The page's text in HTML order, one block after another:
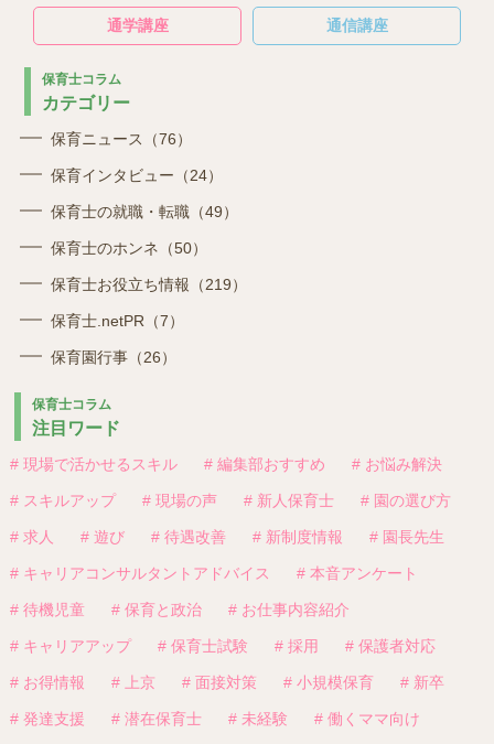
通学講座 通信講座
保育士コラム
カテゴリー
保育ニュース（76）
保育インタビュー（24）
保育士の就職・転職（49）
保育士のホンネ（50）
保育士お役立ち情報（219）
保育士.netPR（7）
保育園行事（26）
保育士コラム
注目ワード
# 現場で活かせるスキル # 編集部おすすめ # お悩み解決
# スキルアップ # 現場の声 # 新人保育士 # 園の選び方
# 求人 # 遊び # 待遇改善 # 新制度情報 # 園長先生
# キャリアコンサルタントアドバイス # 本音アンケート
# 待機児童 # 保育と政治 # お仕事内容紹介
# キャリアアップ # 保育士試験 # 採用 # 保護者対応
# お得情報 # 上京 # 面接対策 # 小規模保育 # 新卒
# 発達支援 # 潜在保育士 # 未経験 # 働くママ向け